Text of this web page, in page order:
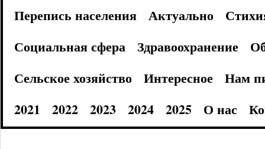
Перепись населения
Актуально
Социальная сфера
Здравоохранение
Сельское хозяйство
Интересное
Нам
2021
2022 2023 2024 2025 О нас